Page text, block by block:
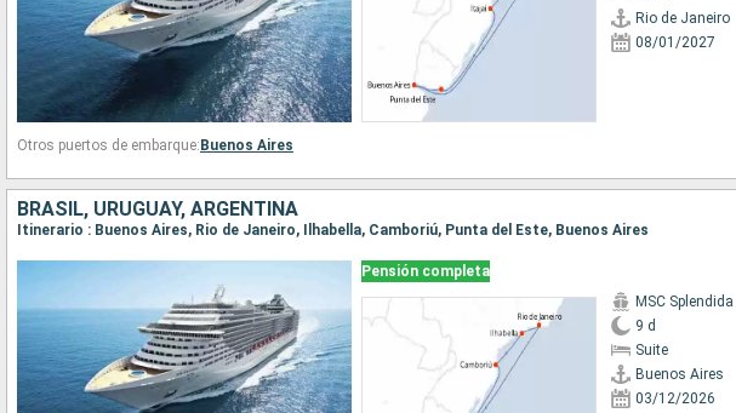
Rio de Janeiro
08/01/2027
Otros puertos de embarque: Buenos Aires
BRASIL, URUGUAY, ARGENTINA
Itinerario : Buenos Aires, Rio de Janeiro, Ilhabella, Camboriú, Punta del Este, Buenos Aires
Pensión completa
MSC Splendida
9 d
Suite
Buenos Aires
03/12/2026